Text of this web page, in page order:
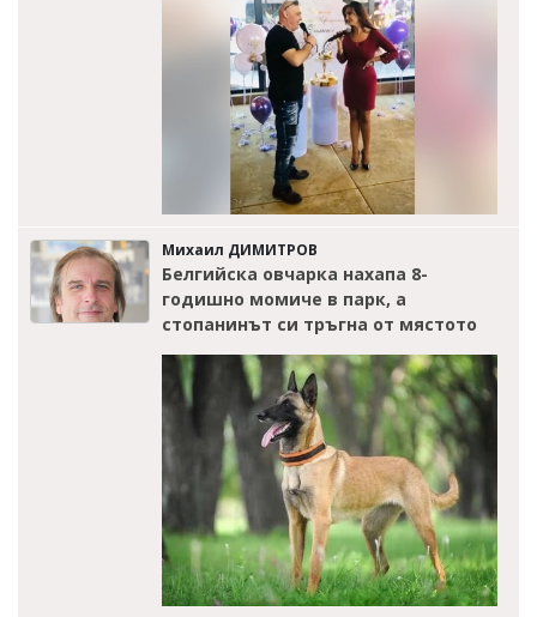
Михаил ДИМИТРОВ
Белгийска овчарка нахапа 8-
годишно момиче в парк, а
стопанинът си тръгна от мястото